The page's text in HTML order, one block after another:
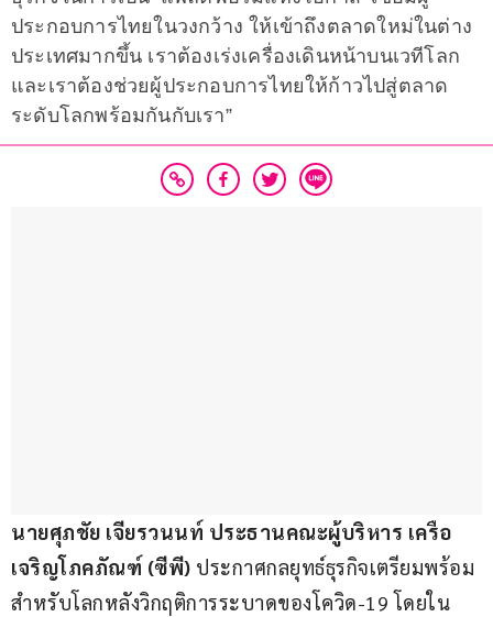
ประกอบการไทยในวงกว้าง ให้เข้าถึงตลาดใหม่ในต่าง
ประเทศมากขึ้น เราต้องเร่งเครื่องเดินหน้าบนเวทีโลก
และเราต้องช่วยผู้ประกอบการไทยให้ก้าวไปสู่ตลาด
ระดับโลกพร้อมกันกับเรา”
นายศุภชัย เจียรวนนท์ ประธานคณะผู้บริหาร เครือ
เจริญโภคภัณฑ์ (ซีพี) ประกาศกลยุทธ์ธุรกิจเตรียมพร้อม
สำหรับโลกหลังวิกฤติการระบาดของโควิด-19 โดยใน